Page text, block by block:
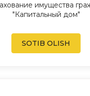
имущества
"Капитальный дом"
SOTIB OLISH